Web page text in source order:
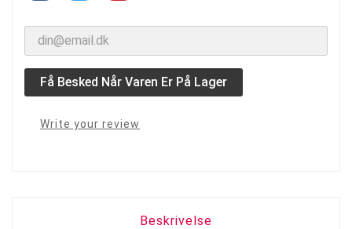
Få Besked Når Varen Er På Lager
Write your review
Beskrivelse